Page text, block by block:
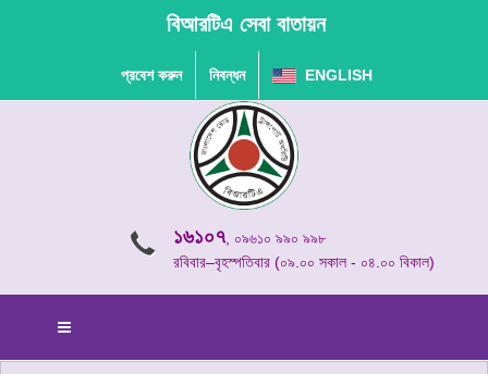
বিআরটিএ সেবা বাতায়ন
প্রবেশ করুন নিবন্ধন ENGLISH
১৬১০৭, ০৯৬১০ ৯৯০ ৯৯৮
রবিবার–বৃহস্পতিবার (০৯.০০ সকাল - ০৪.০০ বিকাল)